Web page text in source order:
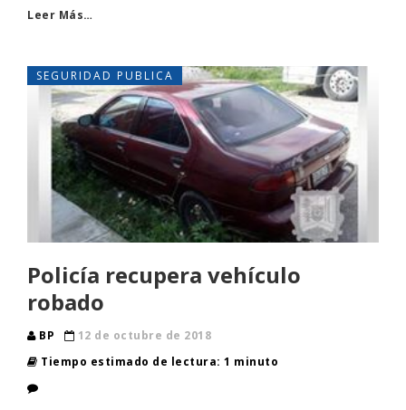
Leer Más…
SEGURIDAD PUBLICA
Policía recupera vehículo
robado
BP
12 de octubre de 2018
Tiempo estimado de lectura: 1 minuto